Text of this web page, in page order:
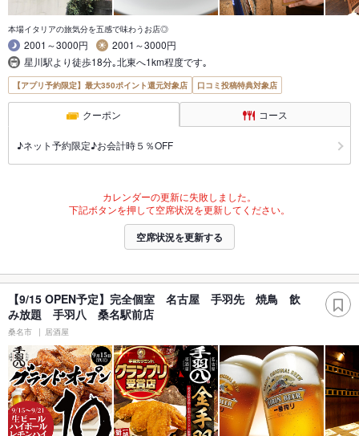
本場イタリアの旅気分を五感で味わうお店◎
2001～3000円
2001～3000円
星川駅より徒歩18分｡北東へ1km程度です｡
【アプリ予約限定】最大350ポイント還元対象店 口コミ投稿特典対象店
クーポン コース
♪ネット予約限定♪お会計時５％OFF
カレンダーの更新に失敗しました。
下記ボタンを押して空席状況を更新してください。
空席状況を更新する
【9/15 OPEN予定】完全個室 名古屋 手羽先 焼鳥 飲
み放題 手羽八 桑名駅前店
桑名市 居酒屋